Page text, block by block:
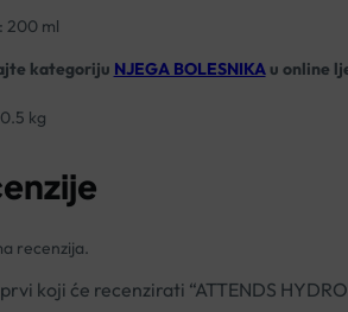
200 ml
kategoriju NJEGA BOLESNIKAu online
0.5 kg
recenzija.
koji će recenzirati “ATTENDS